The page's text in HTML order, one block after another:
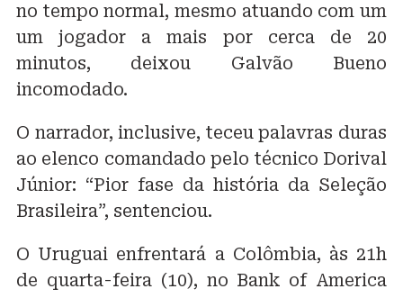
no tempo normal, mesmo atuando com um
um jogador a mais por cerca de 20
minutos, deixou Galvão Bueno
incomodado.
O narrador, inclusive, teceu palavras duras
ao elenco comandado pelo técnico Dorival
Júnior: “Pior fase da história da Seleção
Brasileira”, sentenciou.
O Uruguai enfrentará a Colômbia, às 21h
de quarta-feira (10), no Bank of America